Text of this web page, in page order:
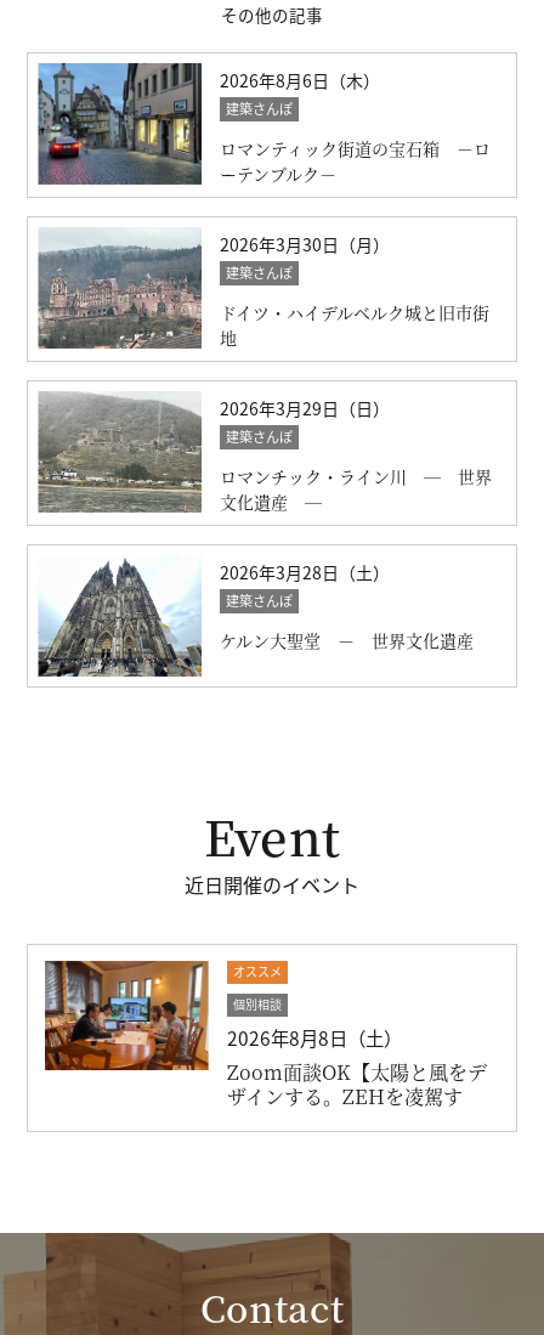
その他の記事
2026年8月6日（木）
建築さんぽ
ロマンティック街道の宝石箱 －ロ
ーテンブルク－
2026年3月30日（月）
建築さんぽ
ドイツ・ハイデルベルク城と旧市街
地
2026年3月29日（日）
建築さんぽ
ロマンチック・ライン川 ― 世界
文化遺産 ―
2026年3月28日（土）
建築さんぽ
ケルン大聖堂 － 世界文化遺産
Event
近日開催のイベント
オススメ
個別相談
2026年8月8日（土）
Zoom面談OK【太陽と風をデ
ザインする。ZEHを凌駕す
Contact